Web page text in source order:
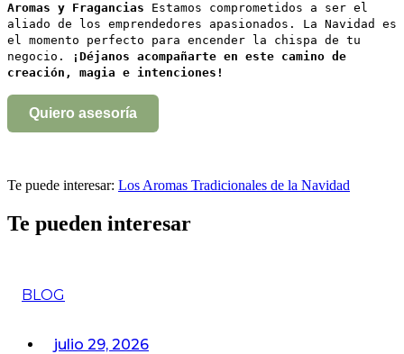
Aromas y Fragancias Estamos comprometidos a ser el
aliado de los emprendedores apasionados. La Navidad es
el momento perfecto para encender la chispa de tu
negocio.
¡Déjanos acompañarte en este camino de
creación, magia e intenciones!
Quiero asesoría
Te puede interesar: Los Aromas Tradicionales de la Navidad
Te pueden interesar
BLOG
julio 29, 2026